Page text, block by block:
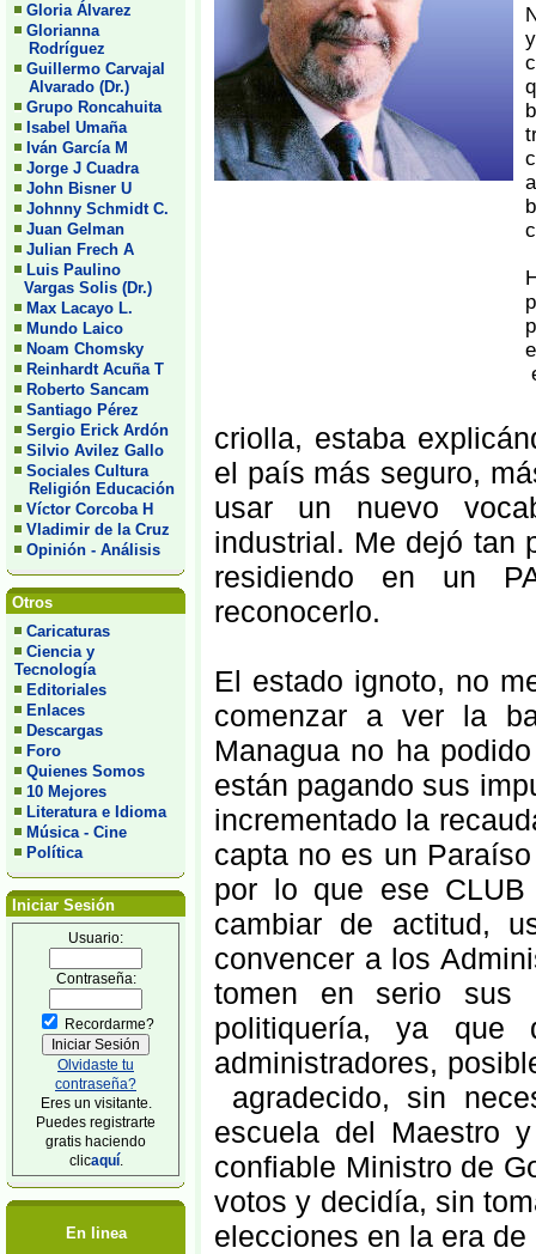
Gloria Álvarez
Glorianna
Rodríguez
Guillermo Carvajal
Alvarado (Dr.)
Grupo Roncahuita
Isabel Umaña
Iván García M
Jorge J Cuadra
John Bisner U
Johnny Schmidt C.
Juan Gelman
Julian Frech A
Luis Paulino
Vargas Solis (Dr.)
Max Lacayo L.
Mundo Laico
Noam Chomsky
Reinhardt Acuña T
Roberto Sancam
Santiago Pérez
Sergio Erick Ardón
Silvio Avilez Gallo
Sociales Cultura
Religión Educación
Víctor Corcoba H
Vladimir de la Cruz
Opinión - Análisis
Otros
Caricaturas
Ciencia y
Tecnología
Editoriales
Enlaces
Descargas
Foro
Quienes Somos
10 Mejores
Literatura e Idioma
Música - Cine
Política
Iniciar Sesión
Usuario:
Contraseña:
Recordarme?
Olvidaste tu
contraseña?
Eres un visitante.
Puedes registrarte
gratis haciendo
clicaquí.
En linea
criolla, estaba
el país más seguro,
usar un nuevo
industrial. Me dejó tan
residiendo en un
reconocerlo.
El estado ignoto, no
comenzar a ver la
Managua no ha
están pagando sus
incrementado la
capta no es un
por lo que ese CLUB
cambiar de actitud,
convencer a los
tomen en serio sus
politiquería, ya que
administradores,
agradecido, sin
escuela del Maestro
confiable Ministro de
votos y decidía, sin
elecciones en la era